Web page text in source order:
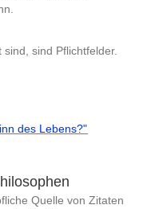
sind Pflichtfelder.
des Lebens?"
Quelle von Zitaten